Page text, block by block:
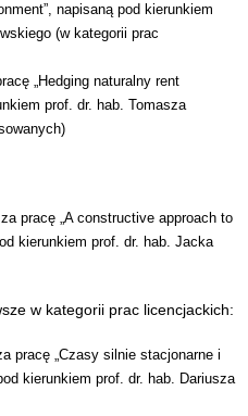
napisaną pod kierunkiem
(w kategorii prac
„Hedging naturalny rent
prof. dr. hab. Tomasza
za pracę „A constructive approach to
kierunkiem prof. dr. hab. Jacka
w kategorii prac licencjackich:
pracę „Czasy silnie stacjonarne i
kierunkiem prof. dr. hab. Dariusza